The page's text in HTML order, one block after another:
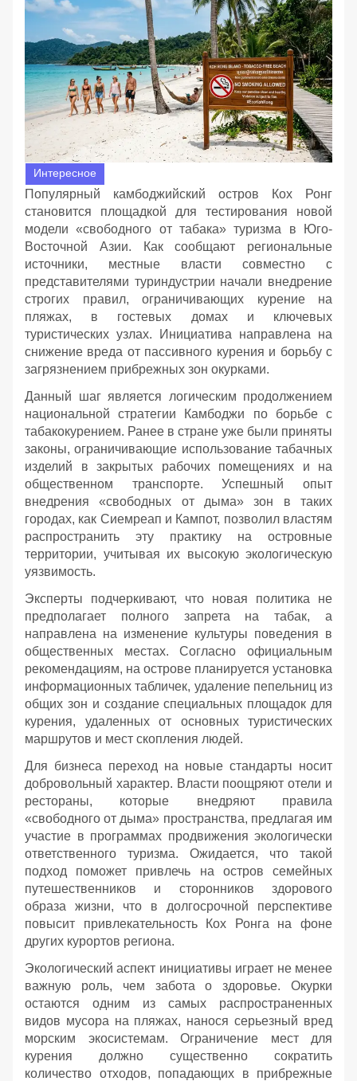
Интересное
Популярный камбоджийский остров Кох Ронг
становится площадкой для тестирования новой
модели «свободного от табака» туризма в Юго-
Восточной Азии. Как сообщают региональные
источники, местные власти совместно с
представителями туриндустрии начали внедрение
строгих правил, ограничивающих курение на
пляжах, в гостевых домах и ключевых
туристических узлах. Инициатива направлена на
снижение вреда от пассивного курения и борьбу с
загрязнением прибрежных зон окурками.
Данный шаг является логическим продолжением
национальной стратегии Камбоджи по борьбе с
табакокурением. Ранее в стране уже были приняты
законы, ограничивающие использование табачных
изделий в закрытых рабочих помещениях и на
общественном транспорте. Успешный опыт
внедрения «свободных от дыма» зон в таких
городах, как Сиемреап и Кампот, позволил властям
распространить эту практику на островные
территории, учитывая их высокую экологическую
уязвимость.
Эксперты подчеркивают, что новая политика не
предполагает полного запрета на табак, а
направлена на изменение культуры поведения в
общественных местах. Согласно официальным
рекомендациям, на острове планируется установка
информационных табличек, удаление пепельниц из
общих зон и создание специальных площадок для
курения, удаленных от основных туристических
маршрутов и мест скопления людей.
Для бизнеса переход на новые стандарты носит
добровольный характер. Власти поощряют отели и
рестораны, которые внедряют правила
«свободного от дыма» пространства, предлагая им
участие в программах продвижения экологически
ответственного туризма. Ожидается, что такой
подход поможет привлечь на остров семейных
путешественников и сторонников здорового
образа жизни, что в долгосрочной перспективе
повысит привлекательность Кох Ронга на фоне
других курортов региона.
Экологический аспект инициативы играет не менее
важную роль, чем забота о здоровье. Окурки
остаются одним из самых распространенных
видов мусора на пляжах, нанося серьезный вред
морским экосистемам. Ограничение мест для
курения должно существенно сократить
количество отходов, попадающих в прибрежные